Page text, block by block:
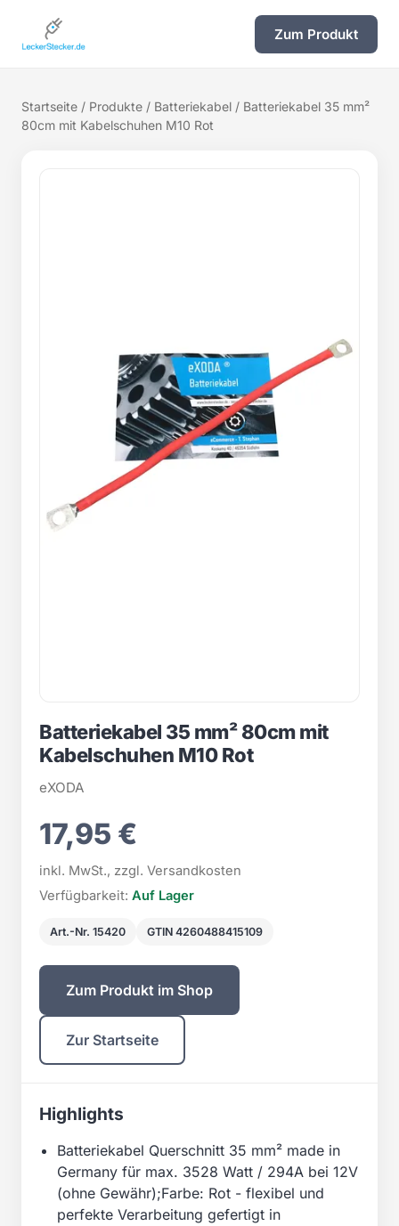
Zum Produkt
Startseite / Produkte / Batteriekabel / Batteriekabel 35 mm²
80cm mit Kabelschuhen M10 Rot
Batteriekabel 35 mm² 80cm mit
Kabelschuhen M10 Rot
eXODA
17,95 €
inkl. MwSt., zzgl. Versandkosten
Verfügbarkeit: Auf Lager
Art.-Nr. 15420 GTIN 4260488415109
Zum Produkt im Shop
Zur Startseite
Highlights
Batteriekabel Querschnitt 35 mm² made in
Germany für max. 3528 Watt / 294A bei 12V
(ohne Gewähr);Farbe: Rot - flexibel und
perfekte Verarbeitung gefertigt in